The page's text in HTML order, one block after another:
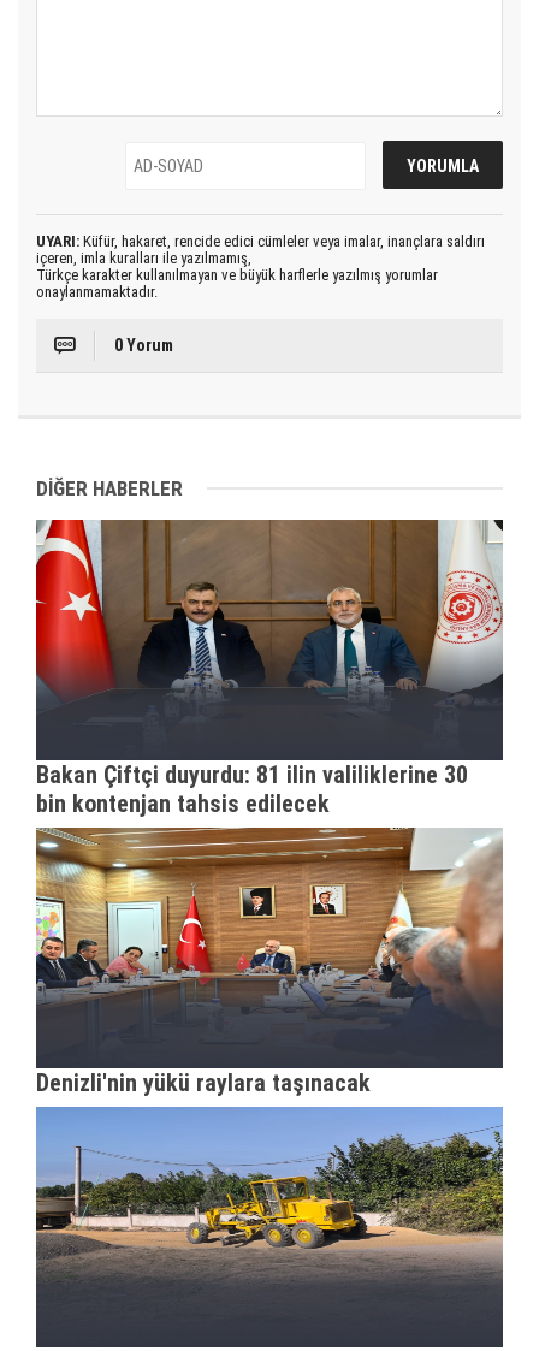
UYARI: Küfür, hakaret, rencide edici cümleler veya imalar, inançlara saldırı
içeren, imla kuralları ile yazılmamış,
Türkçe karakter kullanılmayan ve büyük harflerle yazılmış yorumlar
onaylanmamaktadır.
0 Yorum
DİĞER HABERLER
Bakan Çiftçi duyurdu: 81 ilin valiliklerine 30
bin kontenjan tahsis edilecek
Denizli'nin yükü raylara taşınacak